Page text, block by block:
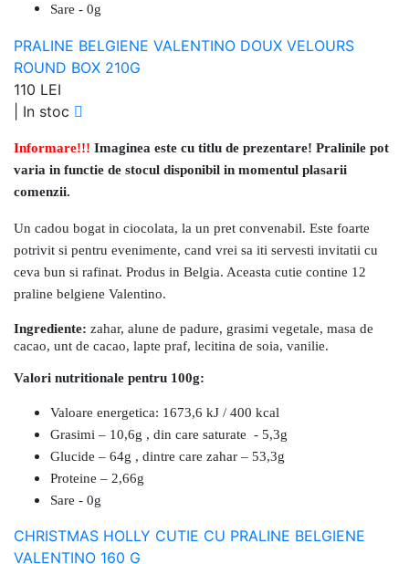
Sare - 0g
PRALINE BELGIENE VALENTINO DOUX VELOURS
ROUND BOX 210G
110 LEI
In stoc
Informare!!! Imaginea este cu titlu de prezentare! Pralinile pot
varia in functie de stocul disponibil in momentul plasarii
comenzii.
Un cadou bogat in ciocolata, la un pret convenabil. Este foarte
potrivit si pentru evenimente, cand vrei sa iti servesti invitatii cu
ceva bun si rafinat. Produs in Belgia. Aceasta cutie contine 12
praline belgiene Valentino.
Ingrediente: zahar, alune de padure, grasimi vegetale, masa de
cacao, unt de cacao, lapte praf, lecitina de soia, vanilie.
Valori nutritionale pentru 100g:
Valoare energetica: 1673,6 kJ / 400 kcal
Grasimi – 10,6g , din care saturate - 5,3g
Glucide – 64g , dintre care zahar – 53,3g
Proteine – 2,66g
Sare - 0g
CHRISTMAS HOLLY CUTIE CU PRALINE BELGIENE
VALENTINO 160 G